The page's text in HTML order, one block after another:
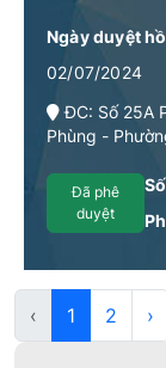
Ngày duyệt
02/07/2024
ĐC: Số 25A
Phùng -
Hà NộiĐã phê
duyệt
‹ 1 2 ›